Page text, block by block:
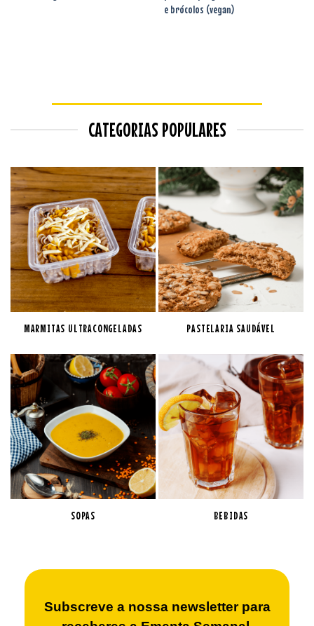
e brócolos (vegan)
CATEGORIAS POPULARES
MARMITAS ULTRACONGELADAS PASTELARIA SAUDÁVEL
SOPAS BEBIDAS